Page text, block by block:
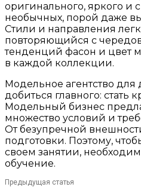
оригинального, яркого и
необычных, порой даже
Стили и направления
повторяющийся с
тенденций фасон и цвет
в каждой коллекции.
Модельное агентство для
добиться главного: стать
Модельный бизнес
множество условий и
От безупречной
подготовки. Поэтому,
своем занятии,
обучение.
Предыдущая статья